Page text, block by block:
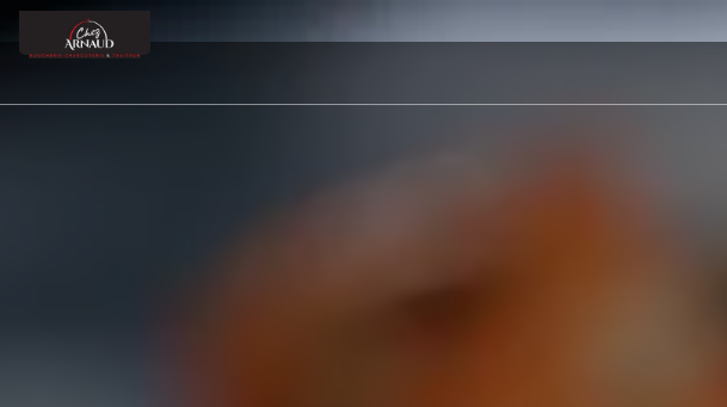
Panneau de gestion des cookies